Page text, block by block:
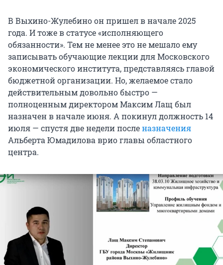
В Выхино-Жулебино он пришел в начале 2025
года. И тоже в статусе «исполняющего
обязанности». Тем не менее это не мешало ему
записывать обучающие лекции для Московского
экономического института, представляясь главой
бюджетной организации. Но, желаемое стало
действительным довольно быстро —
полноценным директором Максим Лащ был
назначен в начале июня. А покинул должность 14
июля — спустя две недели посленазначения
Альберта Юмадилова врио главы областного
центра.